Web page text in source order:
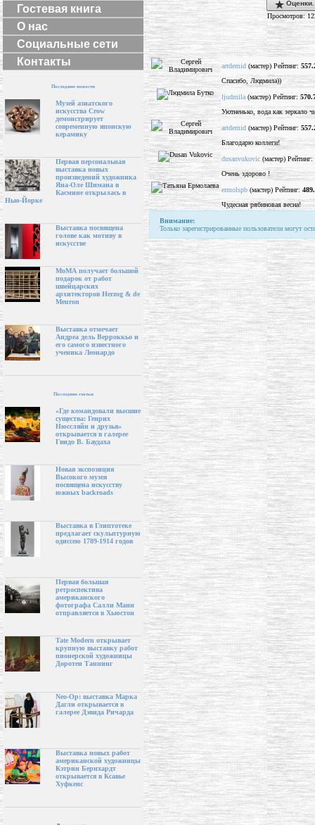
Гостевая книга
О нас
Социальные сети
Контакты
Последние новости
Музей азиатского
искусства Crow
демонстрирует
современную японскую
керамику
Первая персональная
выставка новых
произведений художника
Яна-Оле Шимана в
Касмине открылась в
Нью-Йорке
Выставка посвящена
голове как мотиву в
искусстве
МоМА получает большой
подарок от работ
швейцарских
архитекторов Herzog & de
Meuron
Выставка отмечает
Андреа дель Верроккьо и
его самого известного
ученика Леонардо
Последние статьи
«Где командовали высшие
существа: Генрих
Нюссляйн и друзья»
открывается в галерее
Гвидо В. Баудаха
Новая экспозиция
Высокого музея
посвящена искусству
южных backroads
Выставка в Глиптотеке
предлагает скульптурную
одиссею 1789-1914 годов
Первая большая
ретроспектива
американского
фотографа Салли Манн
отправляется в Хьюстон
Tate Modern открывает
крупную выставку работ
пионерской художницы
Доротеи Таннинг
Neo-Op: выставка Марка
Дагли открывается в
галерее Дэвида Ричарда
Выставка новых работ
американской художницы
Кэтрин Бернхардт
открывается в Ксавье
Хуфкенс
Оценки.
Просмотров:
artdemid (мастер) Рейтинг:
Спасибо, Людмила))
ljudmila (мастер) Рейтинг:
Уютненько, вода как зеркало
artdemid (мастер) Рейтинг:
Благодарю коллеги!
dusanvukovic (мастер) Рейтинг:
Очень здорово !
ermolspb (мастер) Рейтинг:
Чудесная рябиновая весна!
Внимание:
Только зарегистрированные пользователи могут